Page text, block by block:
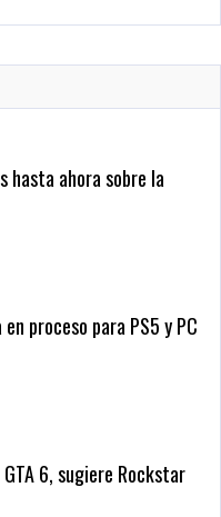
aparentemente ya fue
hasta ahora sobre la
proceso para PS5 y PC
6, sugiere Rockstar